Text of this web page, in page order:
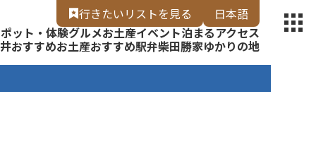
福いろ】
行きたいリストを見る
日本語
English
ット・体験グルメお土産イベント泊まるアクセス
おすすめお土産おすすめ駅弁柴田勝家ゆかりの地